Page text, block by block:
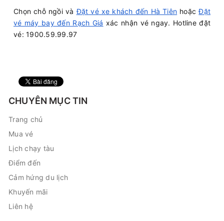
Chọn chỗ ngồi vàĐặt vé xe khách đến Hà Tiên hoặcĐặt
vé máy bay đến Rạch Giá xác nhận vé ngay. Hotline đặt
vé: 1900.59.99.97
CHUYÊN MỤC TIN
Trang chủ
Mua vé
Lịch chạy tàu
Điểm đến
Cảm hứng du lịch
Khuyến mãi
Liên hệ